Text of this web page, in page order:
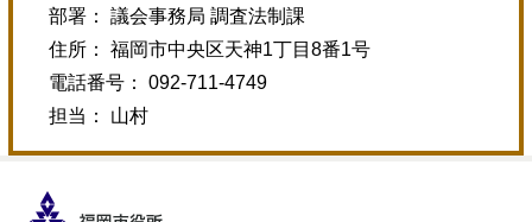
部署： 議会事務局 調査法制課
住所： 福岡市中央区天神1丁目8番1号
電話番号： 092-711-4749
担当： 山村